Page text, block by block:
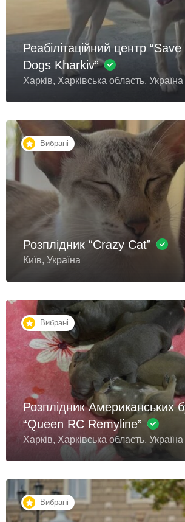
Реабілітаційний центр “Save
Dogs Kharkiv”
Харків, Харківська область, Україна
Вибрані
Розплідник “Crazy Cat”
Київ, Україна
Вибрані
Розплідник Американських
“Queen RC Remyline”
Харків, Харківська область, Україна
Вибрані